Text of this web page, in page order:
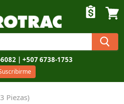
| +507 6738-1753
Piezas)